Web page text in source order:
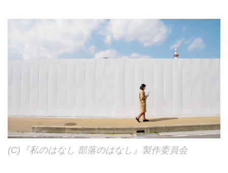
(C)『私のはなし 部落のはなし』製作委員会